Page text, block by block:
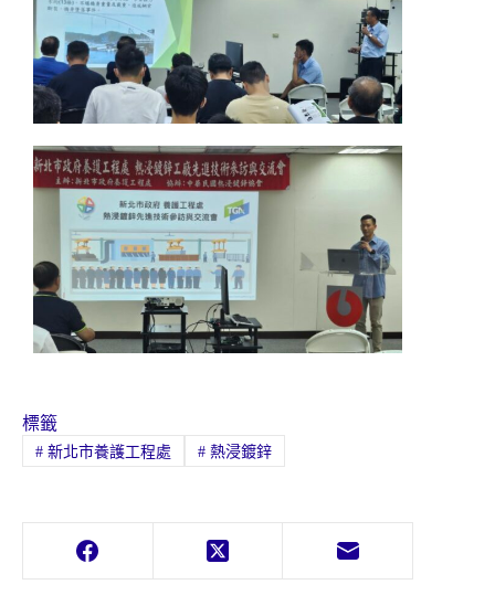
標籤
#新北市養護工程處 #熱浸鍍鋅